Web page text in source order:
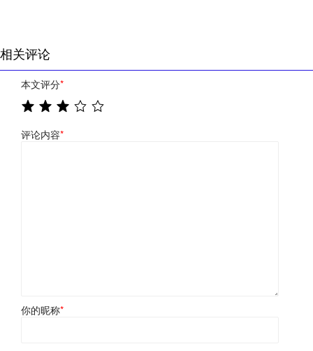
相关评论
本文评分*
评论内容*
你的昵称*